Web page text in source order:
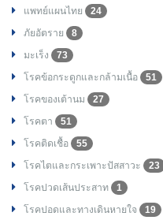
แพทย์แผนไทย
24
ภัยอัตราย
8
มะเร็ง
73
โรคข้อกระดูกและกล้ามเนื้อ
51
โรคของเต้านม
27
โรคตา
51
โรคติดเชื้อ
55
โรคไตและกระเพาะปัสสาวะ
23
โรคปวดเส้นประสาท
1
โรคปอดและทางเดินหายใจ
19